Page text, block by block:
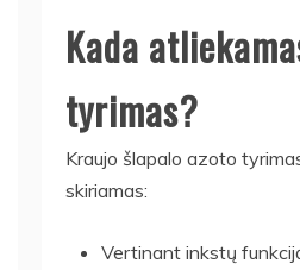
Kada
tyrimas?
Kraujo šlapalo azoto
skiriamas:
Vertinant inkstų